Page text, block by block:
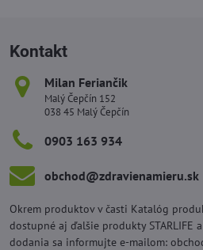
Kontakt
Milan Feriančik
Malý Čepčín 152
038 45 Malý Čepčín
0903 163 934
obchod​@zdravienamieru​.sk
Okrem produktov v časti Katalóg
dostupné aj ďalšie produkty STARLIFE
dodania sa informujte e-mailom: